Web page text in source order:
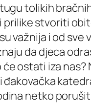
tolikih
prilike stvoriti
važnija i od
da djeca
ostati iza
netko